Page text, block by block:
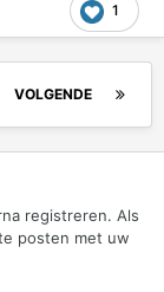
1
VOLGENDE
registreren. Als
posten met uw